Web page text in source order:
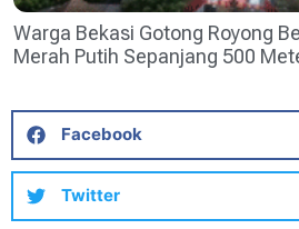
Warga Bekasi Gotong Royong
Merah Putih Sepanjang 500
Facebook
Twitter